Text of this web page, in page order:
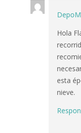
Hola
esta
nieve.